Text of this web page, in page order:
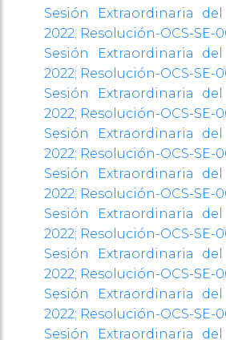
Sesión Extraordinaria
2022; Resolución-OCS-SE-
Sesión Extraordinaria
2022; Resolución-OCS-SE-
Sesión Extraordinaria
2022; Resolución-OCS-SE-
Sesión Extraordinaria
2022; Resolución-OCS-SE-
Sesión Extraordinaria
2022; Resolución-OCS-SE-
Sesión Extraordinaria
2022; Resolución-OCS-SE-
Sesión Extraordinaria
2022; Resolución-OCS-SE-
Sesión Extraordinaria
2022; Resolución-OCS-SE-
Sesión Extraordinaria